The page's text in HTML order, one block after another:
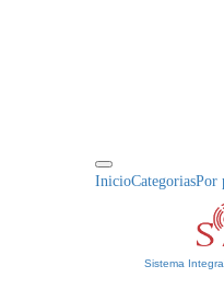
InicioCategoriasPor
Sistema